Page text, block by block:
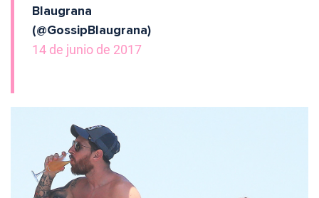
Blaugrana
(@GossipBlaugrana)
14 de junio de 2017